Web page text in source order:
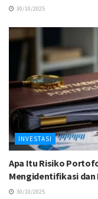
30/10/2025
INVESTASI
Apa Itu Risiko
Mengidentifikasi dan
30/10/2025